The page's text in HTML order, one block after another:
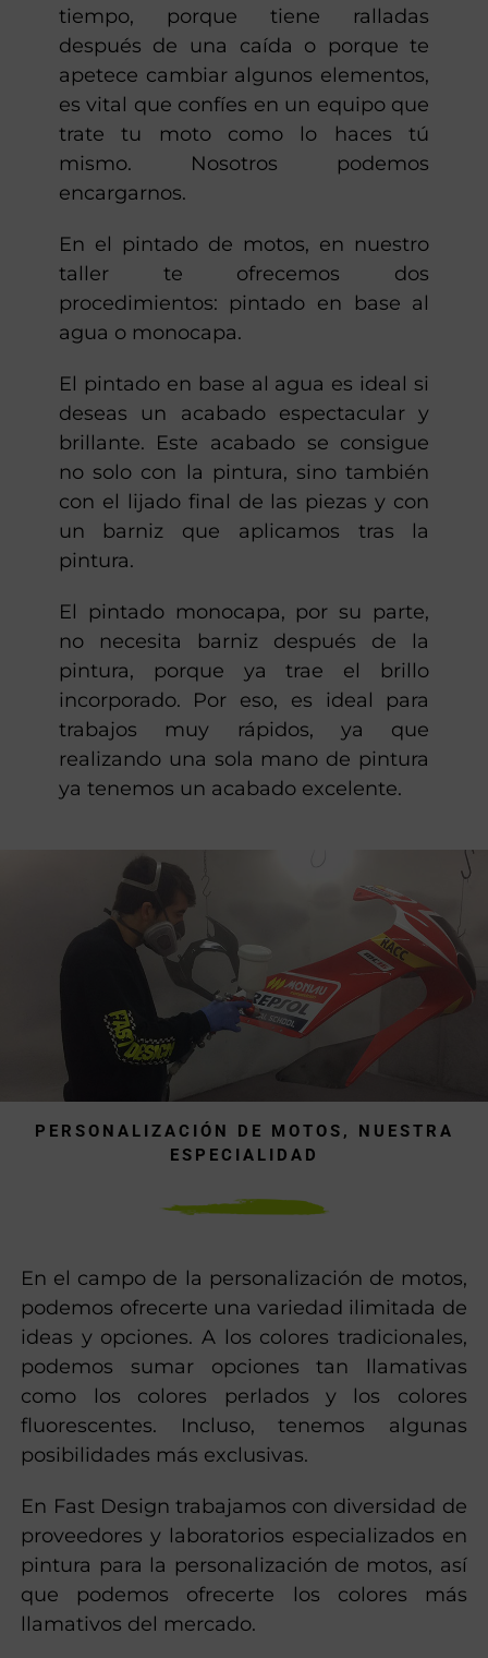
tiempo, porque tiene ralladas
después de una caída o porque te
apetece cambiar algunos elementos,
es vital que confíes en un equipo que
trate tu moto como lo haces tú
mismo. Nosotros podemos
encargarnos.
En el pintado de motos, en nuestro
taller te ofrecemos dos
procedimientos: pintado en base al
agua o monocapa.
El pintado en base al agua es ideal si
deseas un acabado espectacular y
brillante. Este acabado se consigue
no solo con la pintura, sino también
con el lijado final de las piezas y con
un barniz que aplicamos tras la
pintura.
El pintado monocapa, por su parte,
no necesita barniz después de la
pintura, porque ya trae el brillo
incorporado. Por eso, es ideal para
trabajos muy rápidos, ya que
realizando una sola mano de pintura
ya tenemos un acabado excelente.
PERSONALIZACIÓN DE MOTOS, NUESTRA
ESPECIALIDAD
En el campo de la personalización de motos,
podemos ofrecerte una variedad ilimitada de
ideas y opciones. A los colores tradicionales,
podemos sumar opciones tan llamativas
como los colores perlados y los colores
fluorescentes. Incluso, tenemos algunas
posibilidades más exclusivas.
En Fast Design trabajamos con diversidad de
proveedores y laboratorios especializados en
pintura para la personalización de motos, así
que podemos ofrecerte los colores más
llamativos del mercado.